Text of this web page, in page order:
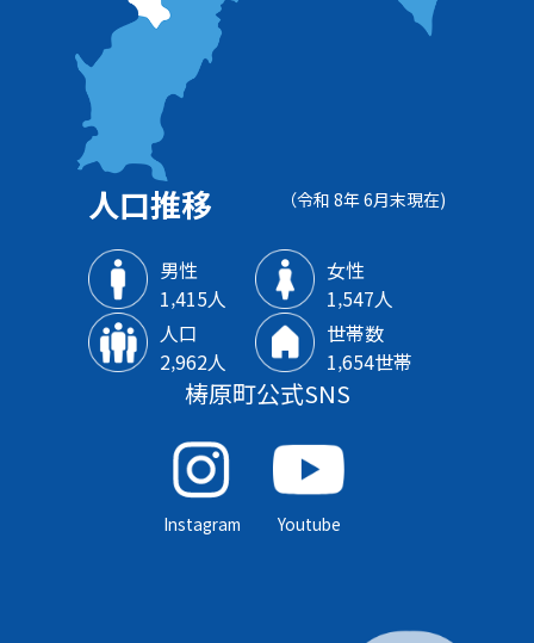
人口推移 （令和 8年 6月末現在)
男性
1‚415人
女性
1‚547人
人口
2‚962人
世帯数
1‚654世帯
梼原町公式SNS
Instagram Youtube